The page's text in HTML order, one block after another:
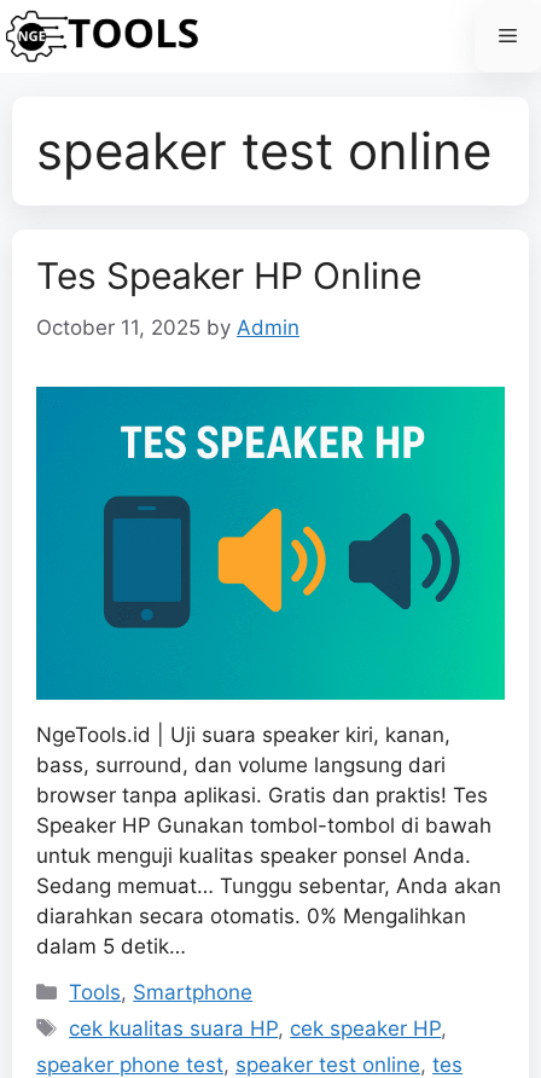
Skip
to
speaker test online
Tes Speaker HP Online
October 11, 2025 by Admin
NgeTools.id | Uji suara speaker kiri, kanan,
bass, surround, dan volume langsung dari
browser tanpa aplikasi. Gratis dan praktis! Tes
Speaker HP Gunakan tombol-tombol di bawah
untuk menguji kualitas speaker ponsel Anda.
Sedang memuat… Tunggu sebentar, Anda akan
diarahkan secara otomatis. 0% Mengalihkan
dalam 5 detik…
Categories
Tools, Smartphone
Tags
cek kualitas suara HP, cek speaker HP,
speaker phone test, speaker test online, tes